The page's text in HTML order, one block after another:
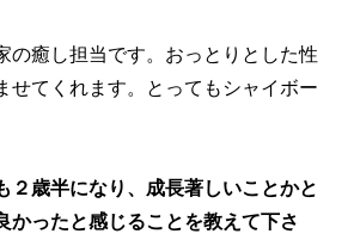
の癒し担当です。おっとりとした性
せてくれます。とってもシャイボー
歳半になり、成長著しいことかと
かったと感じることを教えて下さ